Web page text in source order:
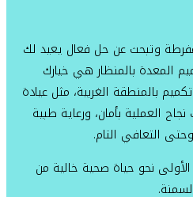
وتبحث عن حل فعال يعيد لك
المعدة بالمنظار هي خيارك
بالمنطقة الغربية، مثل عيادة
العملية بأمان، ورعاية طبية
التعافي التام.
نحو حياة صحية خالية من